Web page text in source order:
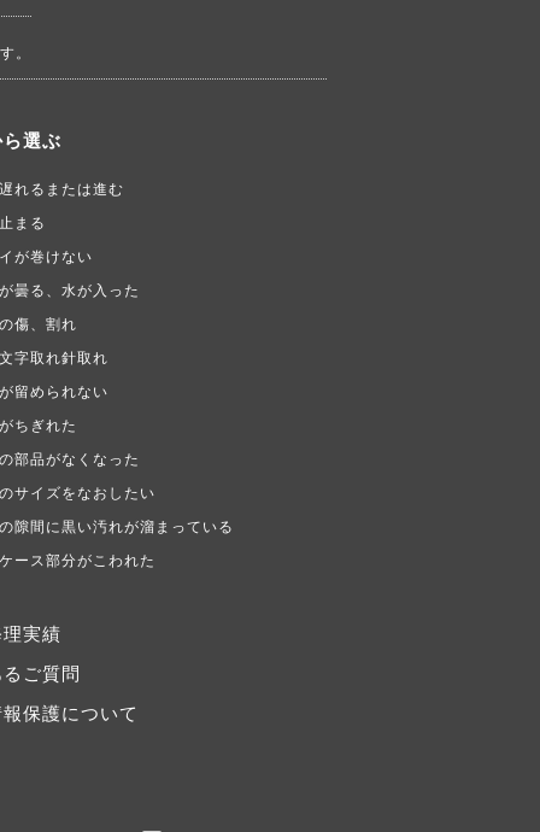
。
選ぶ
れるまたは進む
まる
が巻けない
曇る、水が入った
傷、割れ
字取れ針取れ
留められない
ちぎれた
部品がなくなった
サイズをなおしたい
隙間に黒い汚れが溜まっている
ース部分がこわれた
実績
ご質問
保護について